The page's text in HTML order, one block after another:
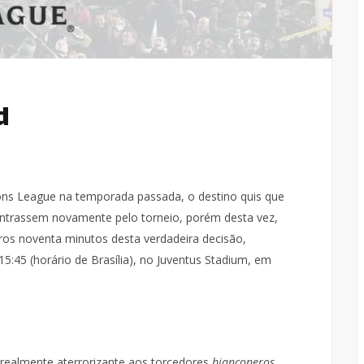
League na temporada passada, o destino quis que
novamente pelo torneio, porém desta vez,
noventa minutos desta verdadeira decisão,
(horário de Brasília), no Juventus Stadium, em